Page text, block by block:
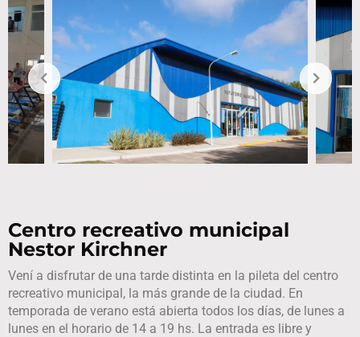
Centro recreativo municipal
Nestor Kirchner
Vení a disfrutar de una tarde distinta en la pileta del centro
recreativo municipal, la más grande de la ciudad. En
temporada de verano está abierta todos los días, de lunes a
lunes en el horario de 14 a 19 hs. La entrada es libre y